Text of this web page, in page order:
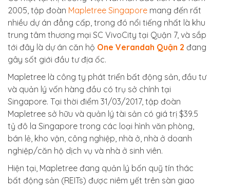
2005, tập đoàn Mapletree Singapore mang đến rất
nhiều dự án đẳng cấp, trong đó nổi tiếng nhất là khu
trung tâm thương mại SC VivoCity tại Quận 7, và sắp
tới đây là dự án căn hộ One Verandah Quận 2 đang
gây sốt giới đầu tư địa ốc.
Mapletree là công ty phát triển bất động sản, đầu tư
và quản lý vốn hàng đầu có trụ sở chính tại
Singapore. Tại thời điểm 31/03/2017, tập đoàn
Mapletree sở hữu và quản lý tài sản có giá trị $39.5
tỷ đô la Singapore trong các loại hình văn phòng,
bán lẻ, kho vận, công nghiệp, nhà ở, nhà ở doanh
nghiệp/căn hộ dịch vụ và nhà ở sinh viên.
Hiện tại, Mapletree đang quản lý bốn quỹ tín thác
bất động sản (REITs) được niêm yết trên sàn giao